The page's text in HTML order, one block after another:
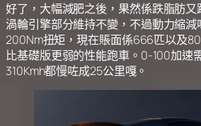
好了，大幅減肥之後，果然係跌脂肪
渦輪引擎部分維持不變，不過動力縮減
200Nm扭矩，現在賬面係666匹以及
比基礎版更弱的性能跑車。0-100加速
310Kmh都慢咗成25公里嘎。